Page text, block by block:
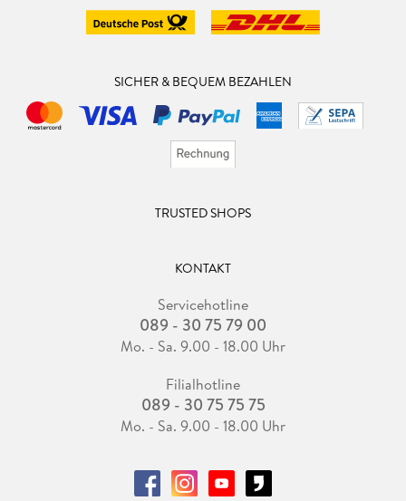
SICHER & BEQUEM BEZAHLEN
TRUSTED SHOPS
KONTAKT
Servicehotline
089 - 30 75 79 00
Mo. - Sa. 9.00 - 18.00 Uhr
Filialhotline
089 - 30 75 75 75
Mo. - Sa. 9.00 - 18.00 Uhr